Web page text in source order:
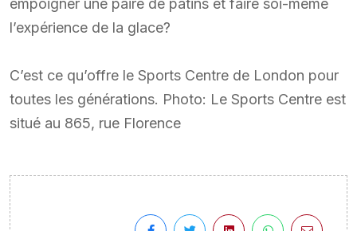
l’expérience de la glace?
C’est ce qu’offre le Sports Centre de London pour
toutes les générations. Photo: Le Sports Centre est
situé au 865, rue Florence